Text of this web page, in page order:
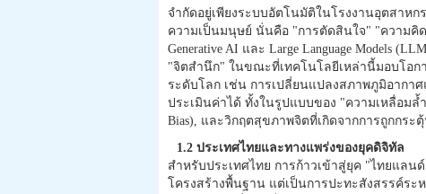
จำกัดอยู่เพียงระบบอัตโนมัติในโรงงานอุตสา
ความเป็นมนุษย์ นั่นคือ "การตัดสินใจ" "ความคิ
Generative AI และ Large Language Models
"จิตสำนึก" ในขณะที่เทคโนโลยีเหล่านี้มอบโอ
ระดับโลก เช่น การเปลี่ยนแปลงสภาพภูมิอากา
ประเมินค่าได้ ทั้งในรูปแบบของ "ความเหลื่อมล้
Bias), และวิกฤตสุขภาพจิตที่เกิดจากการถูกกระ
1.2 ประเทศไทยและทางแพร่งของยุคดิจิทัล
สำหรับประเทศไทย การก้าวเข้าสู่ยุค "ไทยแลน
โครงสร้างพื้นฐาน แต่เป็นการปะทะสังสรรค์ร